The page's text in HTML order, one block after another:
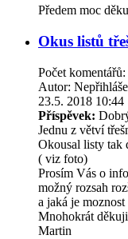
Předem moc
Okus listů
Počet komentářů:
Autor:
23.5. 2018 10:44
Příspěvek:
Jednu z větví
Okousal listy tak
( viz foto)
Prosím Vás o
možný rozsah
a jaká je moznost
Mnohokrát
Martin